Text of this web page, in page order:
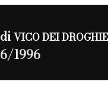
VICO DEI
1996